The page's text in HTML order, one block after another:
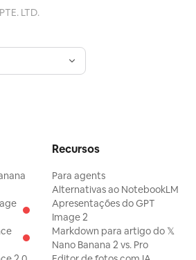
O resultado final
real da foto original e, ao
LTD.
Recursos
Para agents
Alternativas ao NotebookLM
Apresentações do GPT
Image 2
Markdown para artigo do 𝕏
Nano Banana 2 vs. Pro